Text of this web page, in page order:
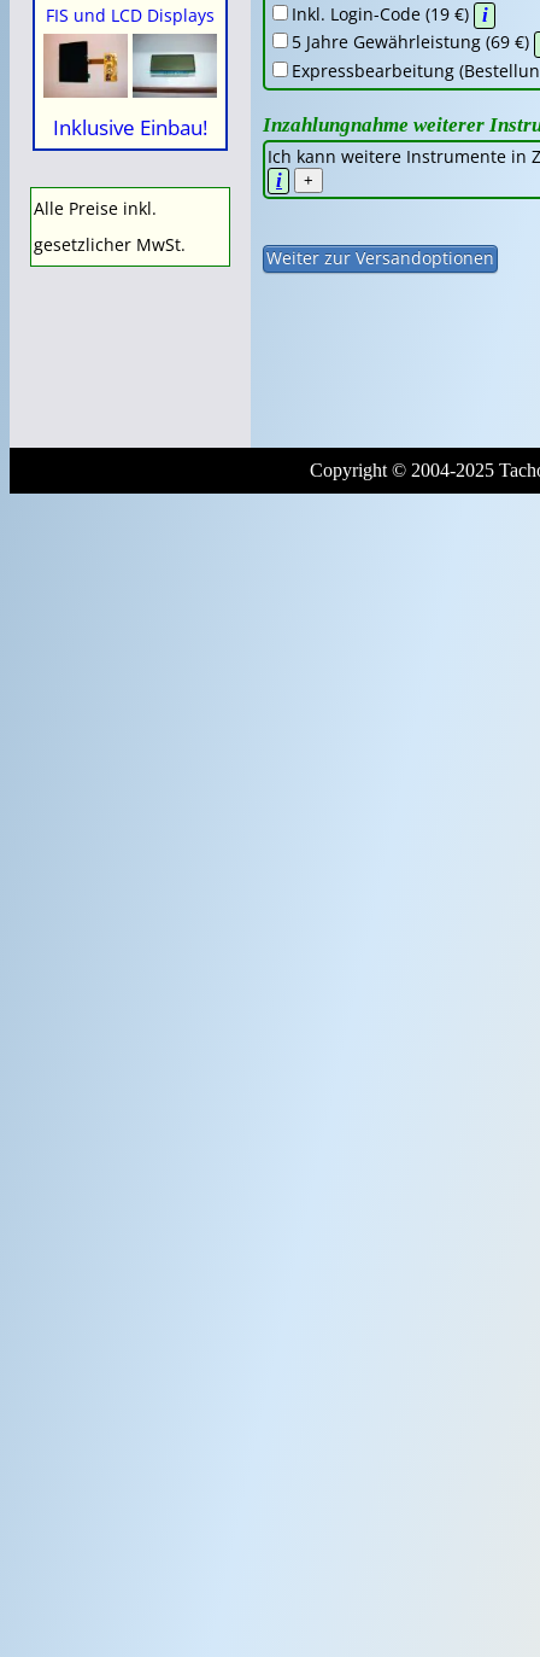
FIS und LCD Displays
Inklusive Einbau!
Alle Preise inkl.
gesetzlicher MwSt.
Inkl. Login-Code (19 €) i
5 Jahre Gewährleistung (69 €)
Expressbearbeitung
Inzahlungnahme weiterer
Ich kann weitere Instrumente in
i
+
Copyright © 2004-2025